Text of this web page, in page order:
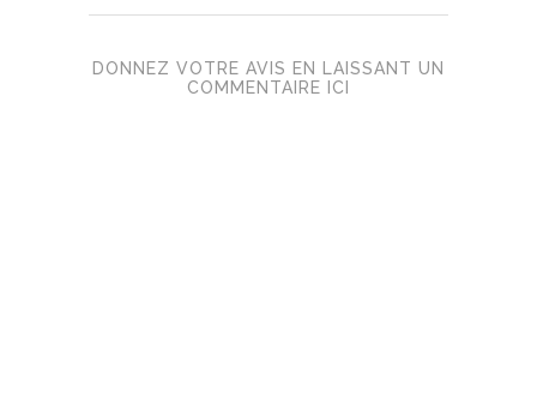
DONNEZ VOTRE AVIS EN LAISSANT UN
COMMENTAIRE ICI